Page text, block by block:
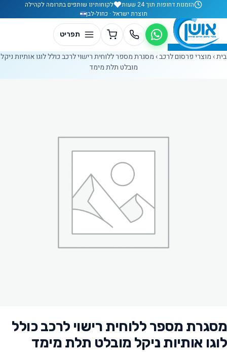
דלג לתוכןהזמנות דחופות תוך 24 שעות
לקוחותינו שותפים בתרומה לקהילה
תוצרת ישראל · כחול-לבן
בית› מוצרי פרסום לרכב› מסגרת מספר ללוחית רישוי לרכב כולל לוגו אותיות ניקל
מובלט תלת מימד
מסגרת מספר ללוחית רישוי לרכב כולל
לוגו אותיות ניקל מובלט תלת מימד